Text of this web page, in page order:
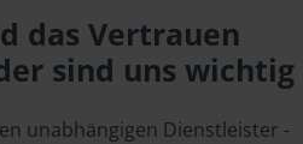
das Vertrauen
sind uns wichtig
unabhängigen Dienstleister -